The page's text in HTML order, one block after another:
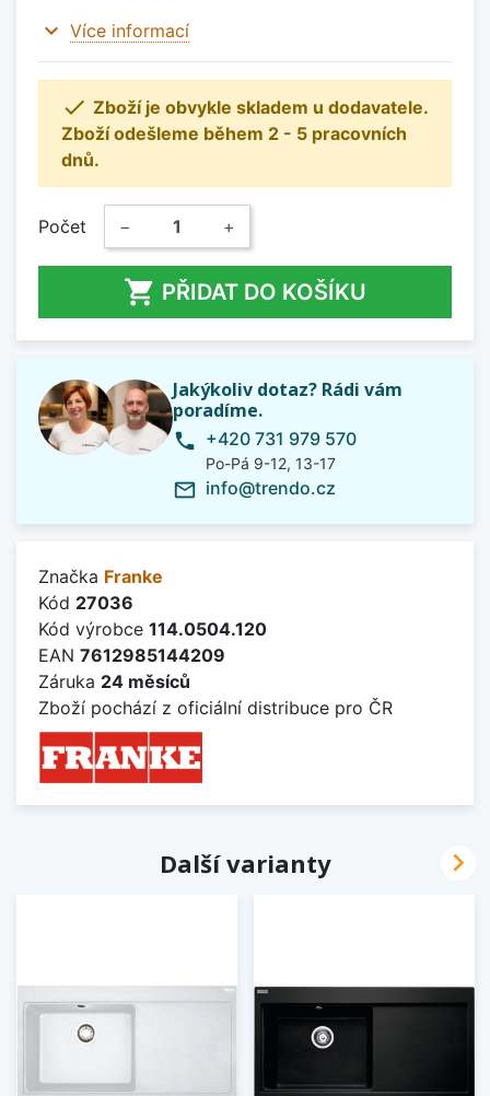
expand_more Více informací
 Zboží je obvykle skladem u dodavatele.
Zboží odešleme během 2 - 5 pracovních
dnů.
Počet − +
 PŘIDAT DO KOŠÍKU
Jakýkoliv dotaz? Rádi vám
poradíme.
phone +420 731 979 570
Po-Pá 9-12, 13-17
mail_outline info@trendo.cz
Značka Franke
Kód 27036
Kód výrobce 114.0504.120
EAN 7612985144209
Záruka 24 měsíců
Zboží pochází z oficiální distribuce pro ČR
Další varianty 